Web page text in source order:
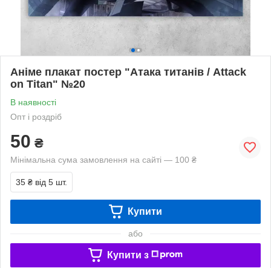
Аніме плакат постер "Атака титанів / Attack
on Titan" №20
В наявності
Опт і роздріб
50 ₴
Мінімальна сума замовлення на сайті — 100 ₴
35 ₴ від 5 шт.
Купити
або
Купити з